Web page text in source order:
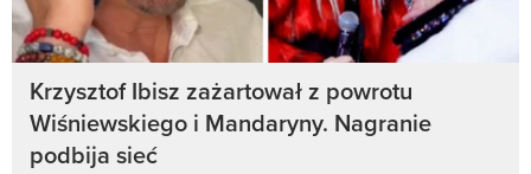
Krzysztof Ibisz zażartował z powrotu
Wiśniewskiego i Mandaryny. Nagranie
podbija sieć